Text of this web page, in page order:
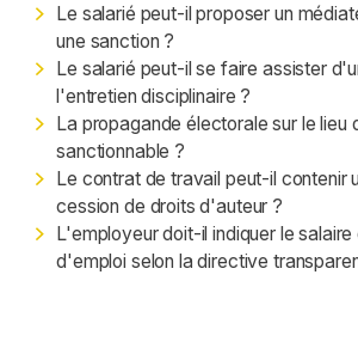
Le salarié peut-il proposer un
une sanction ?
Le salarié peut-il se faire assister
l'entretien disciplinaire ?
La propagande électorale sur le lieu
sanctionnable ?
Le contrat de travail peut-il contenir
cession de droits d'auteur ?
L'employeur doit-il indiquer le
d'emploi selon la directive